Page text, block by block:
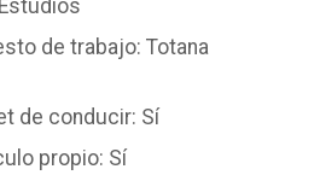
ingeniería de minas
en hidrología boe 25/08/00
25/08/2000)
de trabajo: Totana
de conducir: Sí
propio: Sí